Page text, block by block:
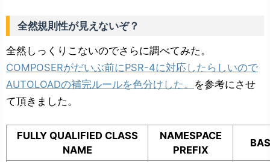
全然規則性が見えないぞ？
全然しっくりこないのでさらに調べてみた。
COMPOSERがだいぶ前にPSR-4に対応したらしいので
AUTOLOADの補完ルールを色分けした。 を参考にさせ
て頂きました。
FULLY QUALIFIED CLASS
NAME
NAMESPACE
PREFIX